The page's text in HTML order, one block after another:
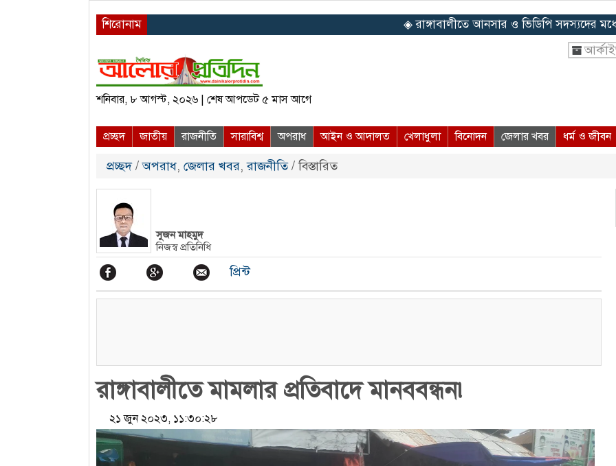
শিরোনাম ◈ রাঙ্গাবালীতে আনসার ও ভিডিপি সদস্যদের মধ্যে ঈদ
শনিবার, ৮ আগস্ট, ২০২৬ | শেষ আপডেট ৫ মাস আগে
প্রচ্ছদ জাতীয় রাজনীতি সারাবিশ্ব অপরাধ আইন ও আদালত খেলাধুলা বিনোদন জেলার খবর ধর্ম ও জীবন
প্রচ্ছদ/অপরাধ, জেলার খবর,রাজনীতি/ বিস্তারিত
সুজন মাহমুদ
নিজস্ব প্রতিনিধি
প্রিন্ট
রাঙ্গাবালীতে মামলার প্রতিবাদে মানববন্ধন৷
২১ জুন ২০২৩, ১১:৩০:২৮